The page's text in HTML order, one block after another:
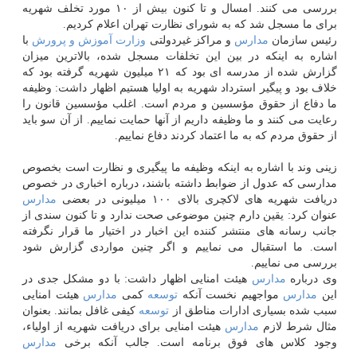
بررسی می كنند. امسال و تا كنون بیش از ۱۰ مورد تخلف شهریه
برای ما مسجل شد كه به شورای نظارت تهران اعلام كردیم.
رئیس سازمان مدارس و مراكز غیردولتی وزارت آموزش و پرورش با
اشاره به اینكه در بین این تخلفات مسجل شده، بالاترین میزان
گزارش شده از مدرسه ای بود كه ۲۱ میلیون شهریه گرفته بود كه
خلاف بود و پیگیر استرداد شهریه به اولیا هستیم اظهار داشت: وظیفه
ما دفاع از حقوق مؤسسین و مردم است. اغلب مؤسسین قانون را
رعایت می كنند و ما وظیفه داریم از آنها حمایت نماییم. از آن سو باید
از حقوق مردم كه به ما اعتماد كردند دفاع نماییم.
زینی وند با اشاره به اینكه وظیفه ما پیگیری و نظارت است بخصوص
مدارسی كه عدول از ضوابط داشته باشند، درباره اخباری در خصوص
دریافت شهریه های لاكچری بالای ۱۰۰ میلیونی در بعضی
مدارس
عنوان كرد: یقین دارم چنین موضوعی صحت ندارد و تا كنون سندی از
جانب رسانه های منتشر كننده این اخبار در اختیار ما قرار نگرفته
است. ما استقبال می نماییم و اگر چنین مواردی گزارش شود
بررسی می نماییم.
وی درباره مدارس هیئت امنایی اظهار داشت: با دو مشكل جدی در
این مدارس مواجهیم نخست آنكه توسعه كمی مدارس هیئت امنایی
سبب شده بسیاری ادارات مناطق از توسعه كیفی غافل بمانند. بعنوان
مثال شرط لازم مدارس هیئت امنایی برای دریافت شهریه از اولیاء،
وجود كلاس های فوق برنامه است. جالب آنكه برخی مدارس